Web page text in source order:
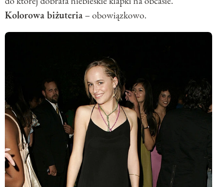
Kolorowa biżuteria– obowiązkowo.